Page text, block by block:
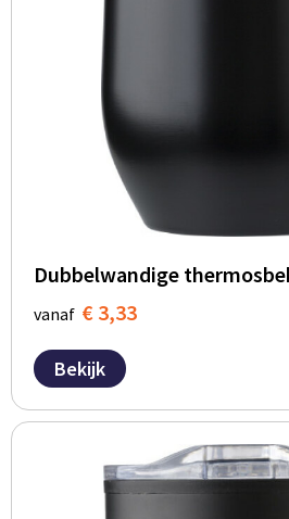
Dubbelwandige
vanaf € 3,33
Bekijk